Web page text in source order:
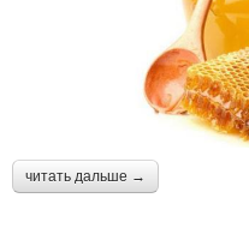
читать дальше →